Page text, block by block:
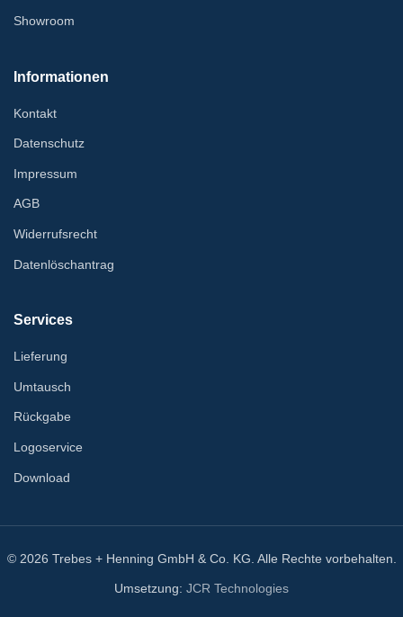
Showroom
Informationen
Kontakt
Datenschutz
Impressum
AGB
Widerrufsrecht
Datenlöschantrag
Services
Lieferung
Umtausch
Rückgabe
Logoservice
Download
© 2026 Trebes + Henning GmbH & Co. KG. Alle Rechte vorbehalten.
Umsetzung: JCR Technologies